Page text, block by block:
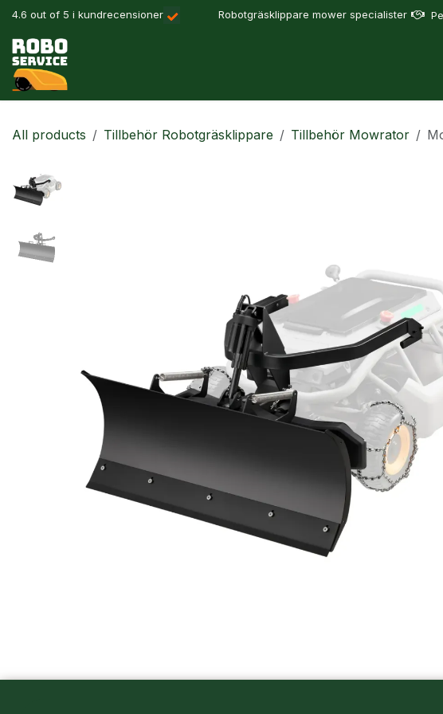
Hoppa till innehåll
4.6 out of 5 i kundrecensioner Robotgräsklippare mower specialister
Våra produkter
All products Tillbehör Robotgräsklippare Tillbehör Mowrator